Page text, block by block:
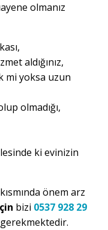
olmanız
aldığınız,
mi yoksa uzun
olmadığı,
ki evinizin
önem arz
bizi 0537 928 29